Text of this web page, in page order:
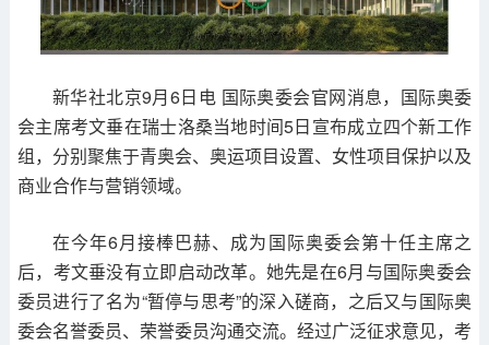
新华社北京9月6日电 国际奥委会官网消息，国际奥委
会主席考文垂在瑞士洛桑当地时间5日宣布成立四个新工作
组，分别聚焦于青奥会、奥运项目设置、女性项目保护以及
商业合作与营销领域。
在今年6月接棒巴赫、成为国际奥委会第十任主席之
后，考文垂没有立即启动改革。她先是在6月与国际奥委会
委员进行了名为“暂停与思考”的深入磋商，之后又与国际奥
委会名誉委员、荣誉委员沟通交流。经过广泛征求意见，考